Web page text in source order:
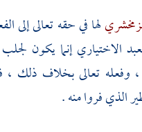
لها في حقه تعالى إلى
الاختياري إنما يكون
تعالى بخلاف ذلك ،
الذي فروا منه .